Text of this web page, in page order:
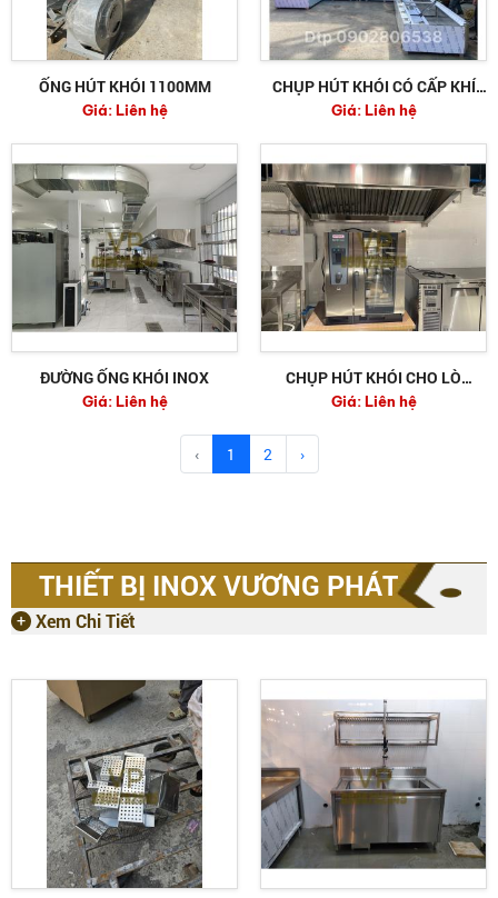
ỐNG HÚT KHÓI 1100MM
Giá:Liên hệ
CHỤP HÚT KHÓI CÓ CẤP KHÍ
TƯƠI 7200MM
Giá:Liên hệ
ĐƯỜNG ỐNG KHÓI INOX
Giá:Liên hệ
CHỤP HÚT KHÓI CHO LÒ
NƯỚNG ĐA NĂNG
Giá:Liên hệ
‹ 1 2 ›
THIẾT BỊ INOX VƯƠNG PHÁT
Xem Chi Tiết